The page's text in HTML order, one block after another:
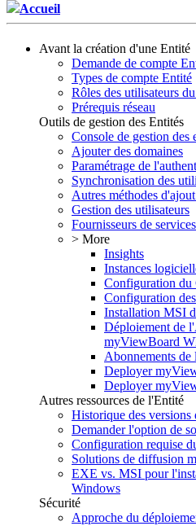
Accueil
Avant la création d'une Entité
Demande de compte
Types de compte Entité
Rôles des utilisateurs
Prérequis réseau
Outils de gestion des Entités
Console de gestion des
Ajouter des domaines
Paramétrage de
Synchronisation des
Autres méthodes
Gestion des utilisateurs
Fournisseurs de
> More
Insights
Instances
Configuration du
Configuration
Installation MSI
Déploiement de
myViewBoard
Abonnements de
Deployer
Deployer
Autres ressources de l'Entité
Historique des
Demander l'option de
Configuration requise
Solutions de diffusion
EXE vs. MSI pour
Windows
Sécurité
Approche du